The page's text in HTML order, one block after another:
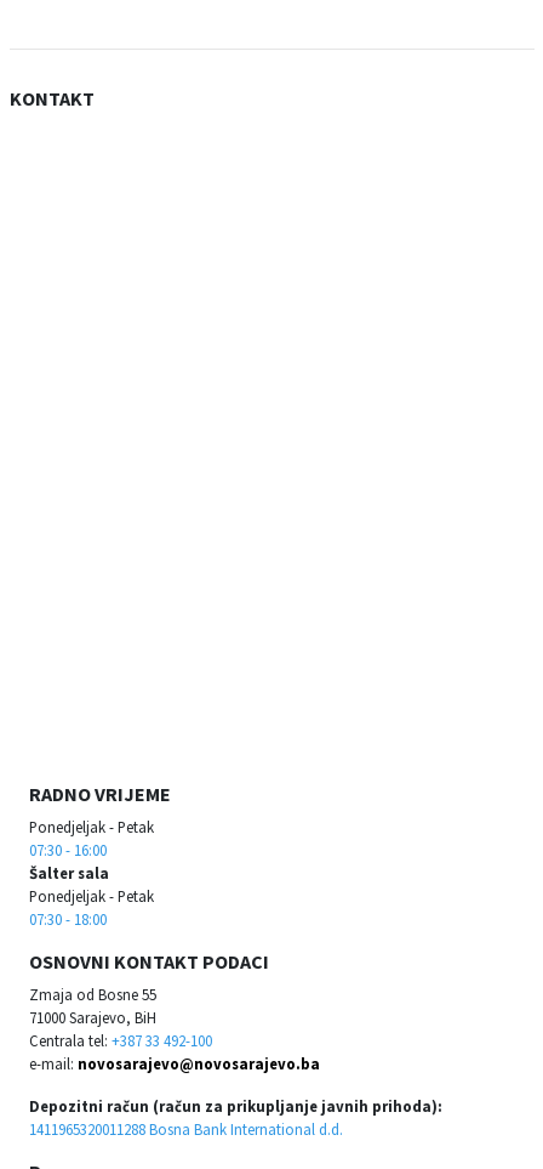
KONTAKT
RADNO VRIJEME
Ponedjeljak - Petak
07:30 - 16:00
Šalter sala
Ponedjeljak - Petak
07:30 - 18:00
OSNOVNI KONTAKT PODACI
Zmaja od Bosne 55
71000 Sarajevo, BiH
Centrala tel: +387 33 492-100
e-mail: novosarajevo@novosarajevo.ba
Depozitni račun (račun za prikupljanje javnih prihoda):
1411965320011288 Bosna Bank International d.d.